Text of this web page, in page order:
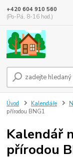
+420 604 910 560
(Po-Pá, 8-16 hod.)
Úvod Kalendáře
přírodou BNG1
Kalendář
přírodou